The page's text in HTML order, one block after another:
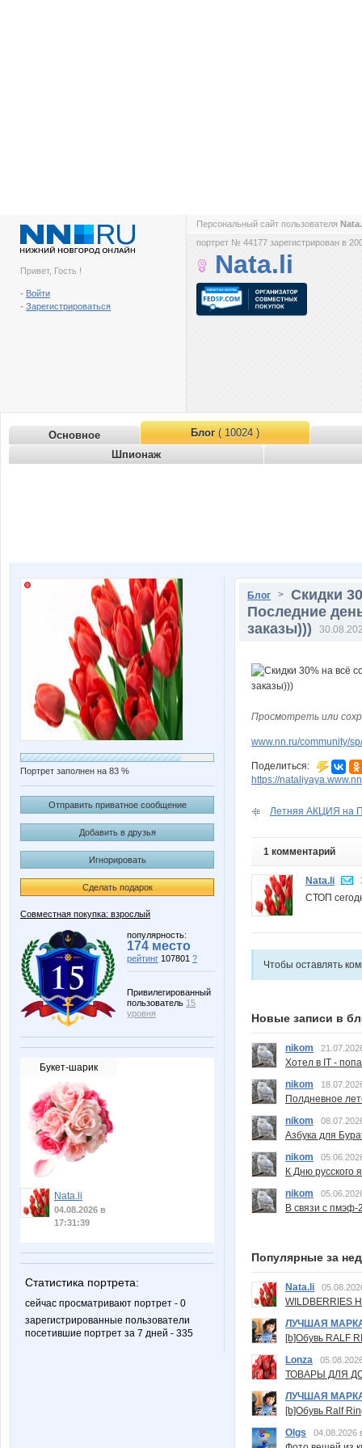
Привет, Гость !
- Войти
- Зарегистрироваться
Персональный сайт пользователя
портрет № 44177 зарегистрирован в
Nata.li
Основное Блог( 10024 )
Шпионаж
Портрет заполнен на 83 %
Отправить приватное сообщение
Добавить в друзья
Игнорировать
Сделать подарок
Совместная покупка: взрослый
популярность:
174 место
рейтинг 107801 ?
Привилегированный
пользователь 15
уровня
Букет-шарик
Nata.li
04.08.2026 в
17:31:39
Статистика портрета:
сейчас просматривают портрет - 0
зарегистрированные пользователи
посетившие портрет за 7 дней - 335
Блог > Скидки
Последние
заказы)))
Просмотреть или
www.nn.ru/community/
Поделиться:
https://
Летняя АКЦИЯ на
1 комментарий
Nata.li
СТОП
Чтобы оставлять
Новые записи в
nikom
Хотел в IT -
nikom
Полдневное
nikom
Азбука для
nikom
К Дню русского
nikom
В связи с пмэф-
Популярные за
Nata.li
ЛУЧШАЯ
[b]Обувь RALF
Lonza
ТОВАРЫ ДЛЯ
ЛУЧШАЯ
[b]Обувь Ralf
Olgs
04.08.2026